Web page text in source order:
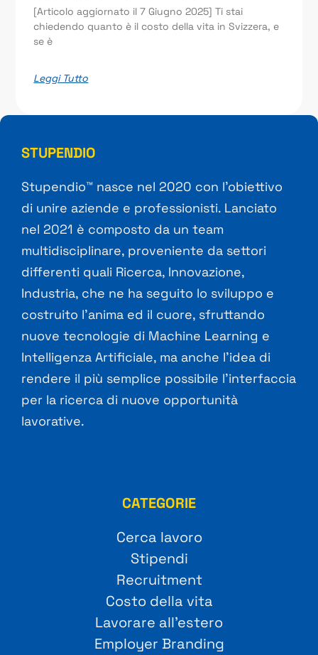
[Articolo aggiornato il 7 Giugno 2025] Ti stai
chiedendo quanto è il costo della vita in Svizzera, e
se è
Leggi Tutto
STUPENDIO
Stupendio™ nasce nel 2020 con l’obiettivo
di unire aziende e professionisti. Lanciato
nel 2021 è composto da un team
multidisciplinare, proveniente da settori
differenti quali Ricerca, Innovazione,
Industria, che ne ha seguito lo sviluppo e
costruito l’anima ed il cuore, sfruttando
nuove tecnologie di Machine Learning e
Intelligenza Artificiale, ma anche l’idea di
rendere il più semplice possibile l’interfaccia
per la ricerca di nuove opportunità
lavorative.
CATEGORIE
Cerca lavoro
Stipendi
Recruitment
Costo della vita
Lavorare all’estero
Employer Branding